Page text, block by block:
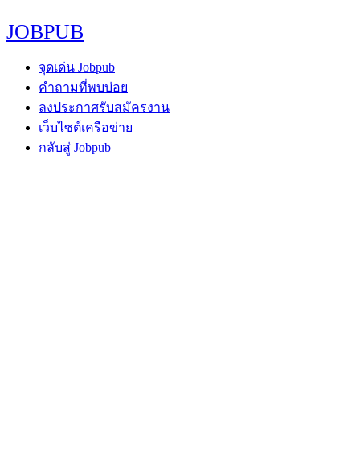
JOBPUB
จุดเด่น Jobpub
คำถามที่พบบ่อย
ลงประกาศรับสมัครงาน
เว็บไซต์เครือข่าย
กลับสู่ Jobpub